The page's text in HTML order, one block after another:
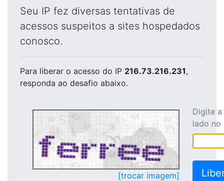
Seu IP fez diversas tentativas de
acessos suspeitos a sites hospedados
conosco.
Para liberar o acesso do IP 216.73.216.231,
responda ao desafio abaixo.
[trocar imagem]
Digite
lado no